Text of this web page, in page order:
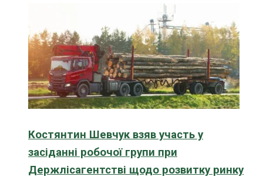
Костянтин Шевчук взяв участь у
засіданні робочої групи при
Держлісагентстві щодо розвитку ринку